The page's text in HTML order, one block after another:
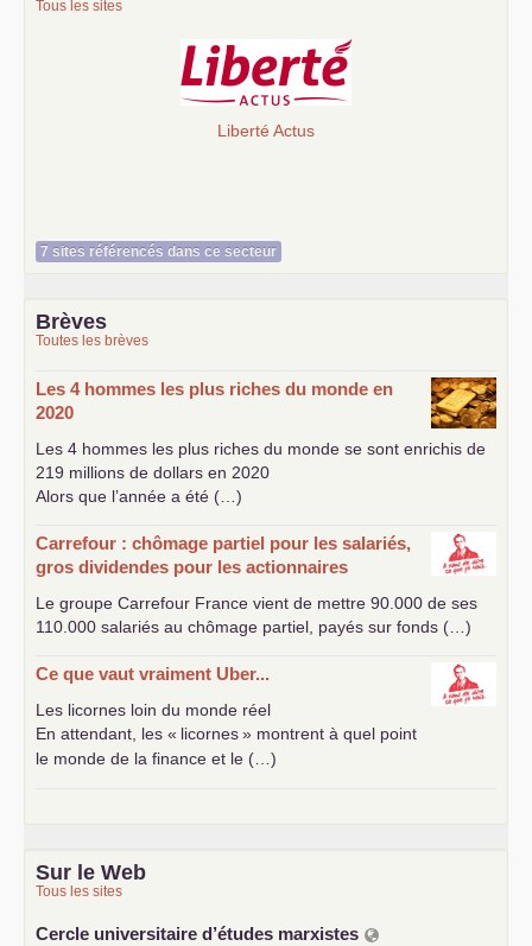
Tous les sites
Liberté Actus
7 sites référencés dans ce secteur
Brèves
Toutes les brèves
Les 4 hommes les plus riches du monde en
2020
Les 4 hommes les plus riches du monde se sont enrichis de
219 millions de dollars en 2020
Alors que l’année a été (…)
Carrefour : chômage partiel pour les salariés,
gros dividendes pour les actionnaires
Le groupe Carrefour France vient de mettre 90.000 de ses
110.000 salariés au chômage partiel, payés sur fonds (…)
Ce que vaut vraiment Uber...
Les licornes loin du monde réel
En attendant, les « licornes» montrent à quel point
le monde de la finance et le (…)
Sur le Web
Tous les sites
Cercle universitaire d’études marxistes